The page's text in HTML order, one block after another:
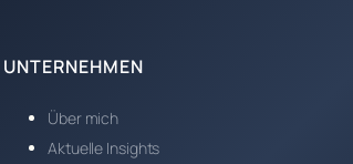
UNTERNEHMEN
Über mich
Aktuelle Insights